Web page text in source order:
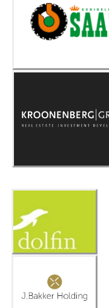
Koninklijke
SAAN
Kroonenberg
Groep
Bakker
Holding